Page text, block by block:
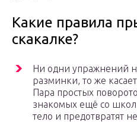
Какие правила
скакалке?
Ни одни упражнений
разминки, то же
Пара простых
знакомых ещё со
тело и предотвратят